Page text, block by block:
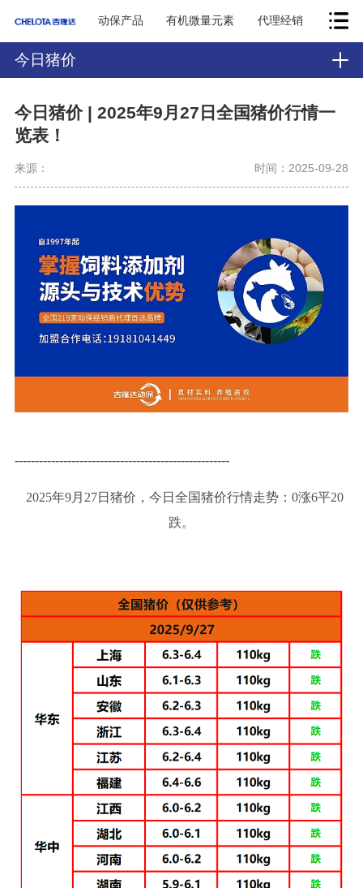
动保产品 有机微量元素 代理经销
今日猪价
今日猪价 | 2025年9月27日全国猪价行情一
览表！
来源： 时间：2025-09-28
-----------------------------------------------------
2025年9月27日猪价，今日全国猪价行情走势：0涨6平20
跌。